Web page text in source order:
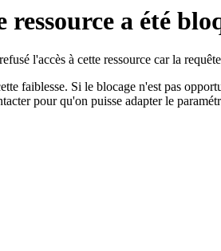
ressource a été
l'accès à cette ressource car la
faiblesse. Si le blocage n'est pas
pour qu'on puisse adapter le